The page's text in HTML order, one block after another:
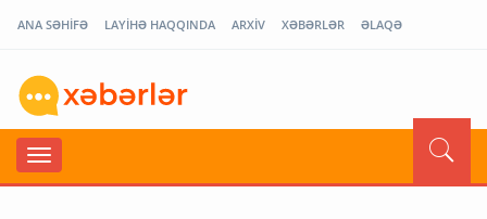
ANA SƏHİFƏ LAYİHƏ HAQQINDA ARXİV XƏBƏRLƏR ƏLAQƏ